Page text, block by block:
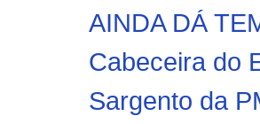
AINDA DÁ
Cabeceira do
Sargento da